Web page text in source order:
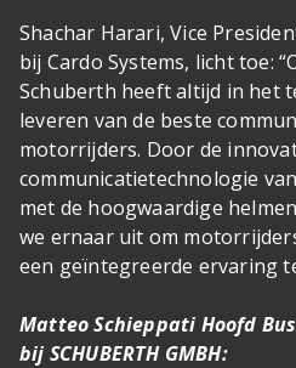
Shachar Harari, Vice
bij Cardo Systems, licht toe:
Schuberth heeft altijd in het
leveren van de beste
motorrijders. Door de
communicatietechnologie
met de hoogwaardige
we ernaar uit om
een geïntegreerde ervaring
Matteo Schieppati Hoofd
bij SCHUBERTH GMBH: